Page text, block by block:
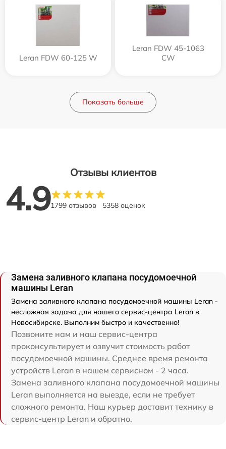
Leran FDW 60-125 W
Leran FDW 45-1063
CW
Показать больше
Отзывы клиентов
4.91799 отзывов 5358 оценок
Замена заливного клапана посудомоечной
машины Leran
Замена заливного клапана посудомоечной машины Leran -
несложная задача для нашего сервис-центра Leran в
Новосибирске. Выполним быстро и качественно!
Позвоните нам и наш сервис-центра
проконсультирует и озвучит стоимость работ
посудомоечной машины. Среднее время ремонта
устройств Leran в нашем сервисном - 2 часа.
Замена заливного клапана посудомоечной машины
Leran выполняется на выезде, если не требует
сложного ремонта. Наш курьер доставит технику в
сервис-центр Leran и обратно.